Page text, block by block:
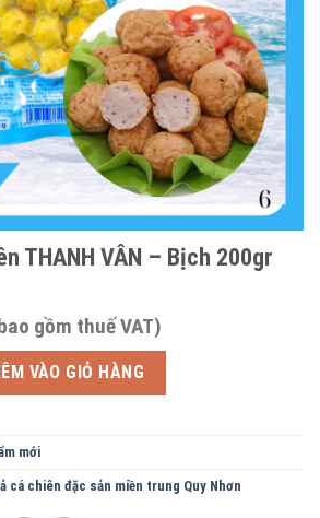
THANH VÂN – Bịch 200gr
gồm thuế VAT)
VÂN - Bịch 200gr số lượng
VÀO GIỎ HÀNG
mới
cá chiên đặc sản miền trung Quy Nhơn